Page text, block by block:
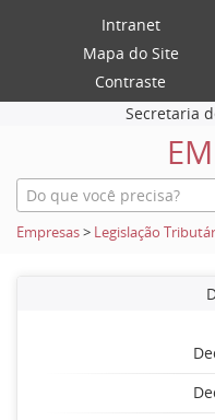
Intranet
Mapa do Site
Contraste
Secretaria
Empresas> Legislação